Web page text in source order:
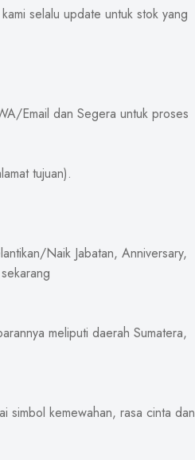
selalu update untuk stok yang
Email dan Segera untuk proses
tujuan).
Naik Jabatan, Anniversary,
meliputi daerah Sumatera,
simbol kemewahan, rasa cinta dan